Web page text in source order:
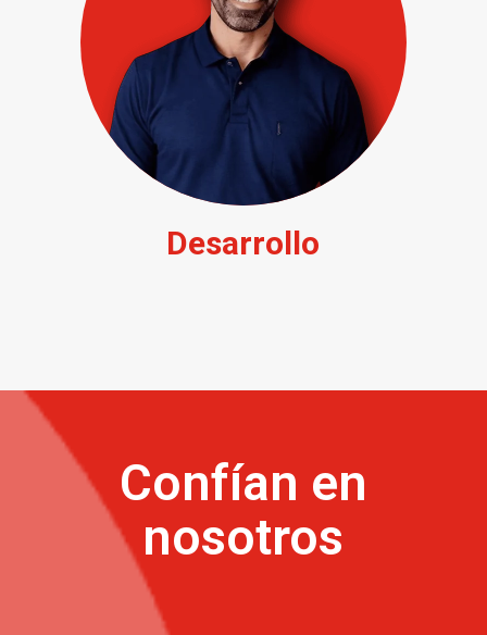
Desarrollo
Confían en
nosotros